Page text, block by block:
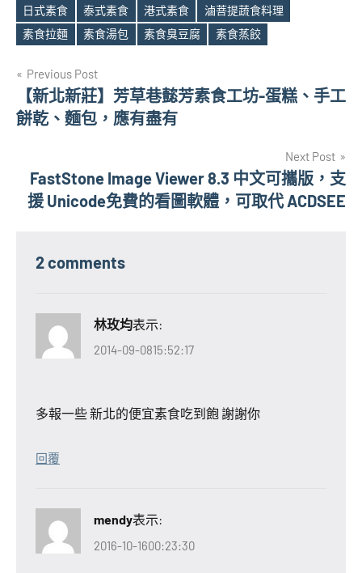
Tags
日式素食
泰式素食 港式素食
滷菩提蔬食料理
素食拉麵
素食湯包 素食臭豆腐 素食蒸餃
文
章
覽
Previous Post
【新北新莊】芳草巷懿芳素食工坊-蛋糕、手工
餅乾、麵包，應有盡有
Next Post
FastStone Image Viewer 8.3 中文可攜版，支
援 Unicode免費的看圖軟體，可取代 ACDSEE
2 comments
林玫均表示:
2014-09-0815:52:17
多報一些 新北的便宜素食吃到飽 謝謝你
回覆
mendy表示:
2016-10-1600:23:30